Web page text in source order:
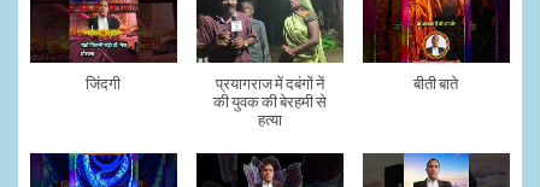
जिंदगी
प्रयागराज में दबंगों नें
की युवक की बेरहमी से
हत्या
बीती बाते